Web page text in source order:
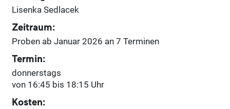
Lisenka Sedlacek
Zeitraum:
Proben ab Januar 2026 an 7 Terminen
Termin:
donnerstags
von 16:45 bis 18:15 Uhr
Kosten: